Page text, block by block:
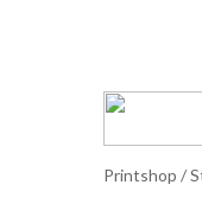
Printshop /